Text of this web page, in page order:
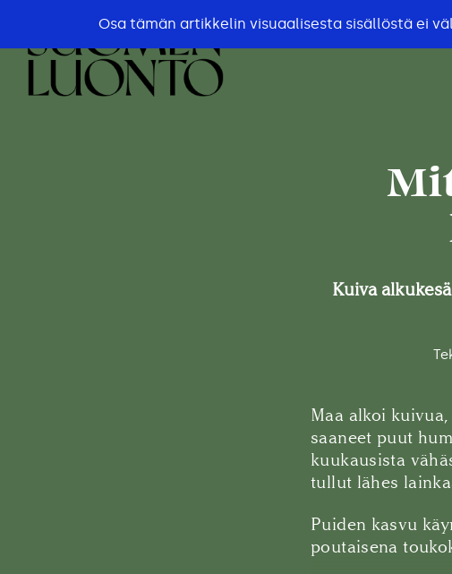
Osa tämän artikkelin visuaalisesta sisällöstä ei
Kuiva
Maa alkoi
saaneet puut
kuukausista
tullut lähes
Puiden kasvu
poutaisena